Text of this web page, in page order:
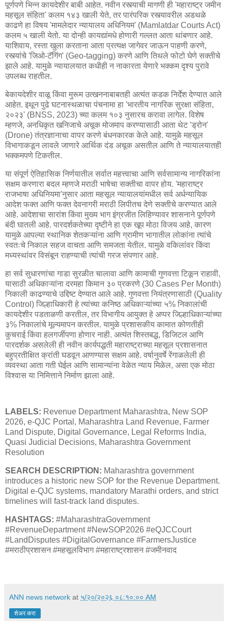
पूर्णपणे भिन्न कायदेशीर बाबी आहेत. नवीन रस्त्याची मागणी ही 'महाराष्ट्र जमीन
महसूल संहिता' कलम १४३ खाली येते, तर पारंपरिक रस्त्यावरील अडथळे
काढणे हा विषय 'मामलेदार न्यायालय अधिनियम' (Mamlatdar Courts Act)
कलम ५ खाली येतो. या दोन्ही कायद्यांमधे होणारी गल्लत आता थांबणार आहे.
याशिवाय, रस्ता खुला करताना आता प्रत्यक्ष जागेवर जाऊन पाहणी करणे,
रस्त्यांचे 'जिओ-टॅगिंग' (Geo-tagging) करणे आणि तिथले फोटो घेणे सक्तीचे
झाले आहे. यामुळे न्यायालयात कधीही न नाकारता येणारे भक्कम दृश्य पुरावे
उपलब्ध राहतील.
बेकायदेशीर वाळू किंवा मुरूम उत्खननाबाबतही अत्यंत कडक निर्देश देण्यात आले
आहेत. इथून पुढे घटनास्थळाचा पंचनामा हा 'भारतीय नागरिक सुरक्षा संहिता,
२०२३' (BNSS, 2023) च्या कलम १०३ नुसारच करावा लागेल. विशेष
म्हणजे, अनधिकृत खनिजाचे अचूक मोजमाप करण्यासाठी आता थेट 'ड्रोन'
(Drone) तंत्रज्ञानाचा वापर करणे बंधनकारक केले आहे. यामुळे महसूल
विभागाकडून लावले जाणारे आर्थिक दंड अचूक असतील आणि ते न्यायालयातही
भक्कमपणे टिकतील.
या संपूर्ण ऐतिहासिक निर्णयातील सर्वात महत्त्वाचा आणि सर्वसामान्य नागरिकांना
सक्षम करणारा बदल म्हणजे मराठी भाषेचा सक्तीचा वापर होय. 'महाराष्ट्र
राजभाषा अधिनियमा'नुसार आता महसूल न्यायालयांमधील सर्व अर्धन्यायिक
आदेश फक्त आणि फक्त देवनागरी मराठी लिपीतच देणे सक्तीचे करण्यात आले
आहे. आदेशाचा सारांश किंवा मुख्य भाग इंग्रजीत लिहिण्यावर शासनाने पूर्णपणे
बंदी घातली आहे. पारदर्शकतेच्या दृष्टीने हा एक खूप मोठा विजय आहे, कारण
यामुळे आपल्या स्थानिक शेतकऱ्यांना आणि ग्रामीण भागातील लोकांना त्यांचे
स्वतःचे निकाल सहज वाचता आणि समजता येतील. यामुळे वकिलांवर किंवा
मध्यस्थांवर विसंबून राहण्याची त्यांची गरज संपणार आहे.
हा सर्व सुधारणांचा गाडा सुरळीत चालावा आणि कामाची गुणवत्ता टिकून राहावी,
यासाठी अधिकाऱ्यांना दरमहा किमान ३० प्रकरणे (30 Cases Per Month)
निकाली काढण्याचे उद्दिष्ट देण्यात आले आहे. गुणवत्ता नियंत्रणासाठी (Quality
Control) जिल्हाधिकारी हे त्यांच्या कनिष्ठ अधिकाऱ्यांच्या ५% निकालांची
कायदेशीर पडताळणी करतील, तर विभागीय आयुक्त हे अप्पर जिल्हाधिकाऱ्यांच्या
३% निकालांचे मूल्यमापन करतील. यामुळे प्रशासकीय कामात कोणतीही
कुचराई किंवा हलगर्जीपणा होणार नाही. अत्यंत शिस्तबद्ध, डिजिटल आणि
पारदर्शक असलेली ही नवीन कार्यपद्धती महाराष्ट्राच्या महसूल प्रशासनात
बहुप्रतीक्षित क्रांती घडवून आणण्यास सक्षम आहे. वर्षानुवर्षे रेंगाळलेली ही
व्यवस्था आता गती घेईल आणि सामान्यांना वेळेत न्याय मिळेल, असा एक मोठा
विश्वास या निमित्ताने निर्माण झाला आहे.
LABELS: Revenue Department Maharashtra, New SOP
2026, e-QJC Portal, Maharashtra Land Revenue, Farmer
Land Dispute, Digital Governance, Legal Reforms India,
Quasi Judicial Decisions, Maharashtra Government
Resolution
SEARCH DESCRIPTION: Maharashtra government
introduces a historic new SOP for the Revenue Department.
Digital e-QJC systems, mandatory Marathi orders, and strict
timelines will fast-track land disputes.
HASHTAGS: #MaharashtraGovernment
#RevenueDepartment #NewSOP2026 #eQJCCourt
#LandDisputes #DigitalGovernance #FarmersJustice
#मराठीप्रशासन #महसूलविभाग #महाराष्ट्रशासन #जमीनवाद
ANN news network at ५/२०/२०२६ ०८:१०:०० AM
शेअर करा